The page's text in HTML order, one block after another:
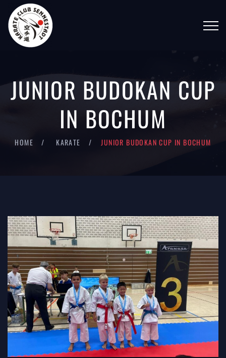
JUNIOR BUDOKAN CUP
IN BOCHUM
HOME KARATE JUNIOR BUDOKAN CUP IN BOCHUM